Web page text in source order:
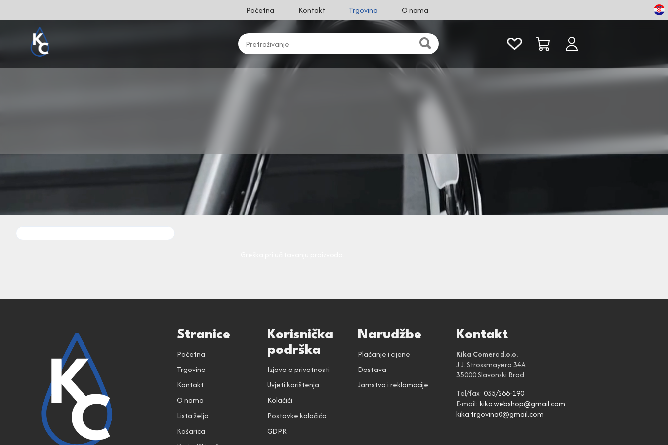
Početna Kontakt Trgovina O nama
Stranice
Početna
Trgovina
Kontakt
O nama
Lista želja
Košarica
Korisnička
podrška
Izjava o privatnosti
Uvjeti korištenja
Kolačići
Postavke kolačića
GDPR
Narudžbe
Plaćanje i cijene
Dostava
Jamstvo i reklamacije
Kontakt
Kika Comerc d.o.o.
J.J. Strossmayera 34A
35000 Slavonski Brod
Tel/fax: 035/266-190
E-mail: kika.webshop@gmail.com
kika.trgovina0@gmail.com